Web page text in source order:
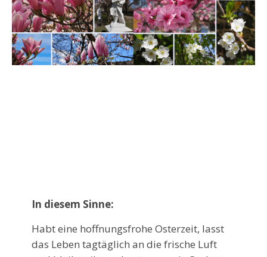
In diesem Sinne:
Habt eine hoffnungsfrohe Osterzeit, lasst
das Leben tagtäglich an die frische Luft